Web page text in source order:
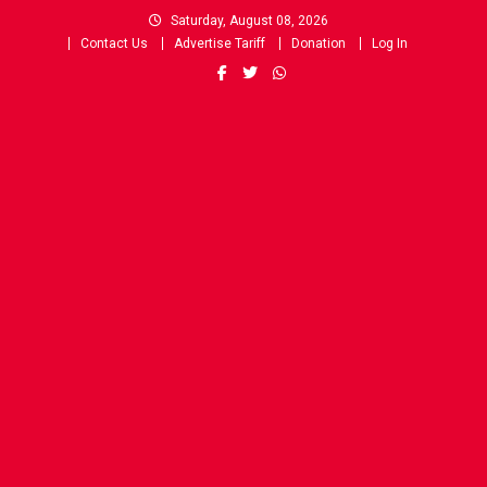
Saturday, August 08, 2026
Contact Us
Advertise Tariff Donation Log In